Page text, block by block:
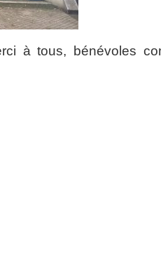
à tous, bénévoles